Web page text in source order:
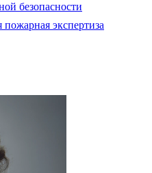
безопасности
пожарная экспертиза